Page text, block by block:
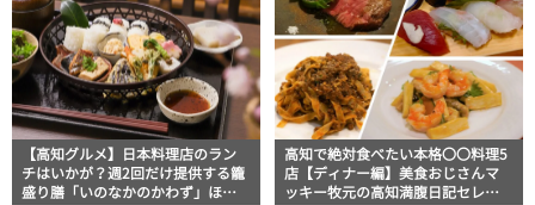
【高知グルメ】日本料理店のラン
チはいかが？週2回だけ提供する籠
盛り膳「いのなかのかわず」ほっ
高知で絶対食べたい本格〇〇料理5
店【ディナー編】美食おじさんマ
ッキー牧元の高知満腹日記セレク